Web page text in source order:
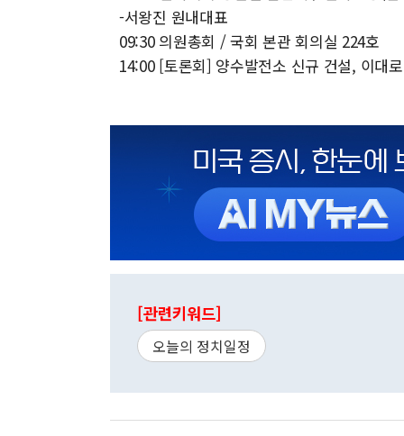
-서왕진 원내대표
09:30 의원총회 / 국회 본관 회의실 224호
14:00 [토론회] 양수발전소 신규 건설, 이대
[관련키워드]
오늘의 정치일정